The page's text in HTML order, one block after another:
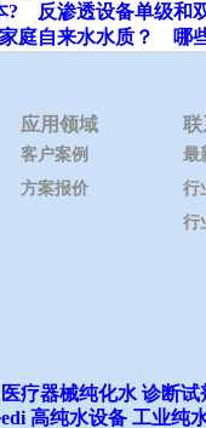
? 反渗透设备单级和
庭自来水水质？ 哪
应用领域
客户案例
方案报价
联
最
行
行
医疗器械纯化水 诊断试
备14015689号-1
高纯水设备 工业纯